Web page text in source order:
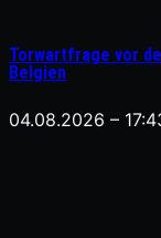
Torwartfrage vor
Belgien
04.08.2026 –